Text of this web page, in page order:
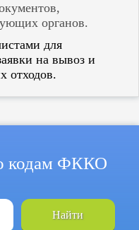
органов.
для
на вывоз и
отходов.
кодам ФККО
Найти